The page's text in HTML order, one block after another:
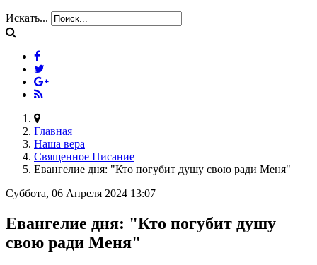
Искать...
Главная
Наша вера
Священное Писание
Евангелие дня: "Кто погубит душу свою ради Меня"
Суббота, 06 Апреля 2024 13:07
Евангелие дня: "Кто погубит душу
свою ради Меня"